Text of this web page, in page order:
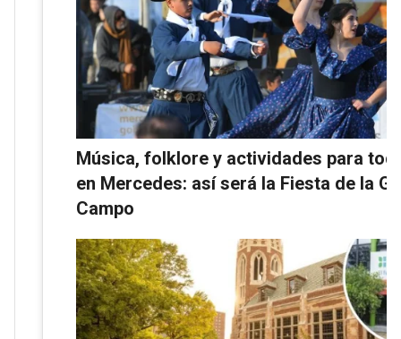
Música, folklore y actividades para
en Mercedes: así será la Fiesta de la
Campo